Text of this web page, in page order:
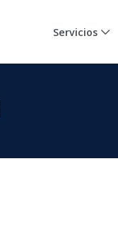
Servicios